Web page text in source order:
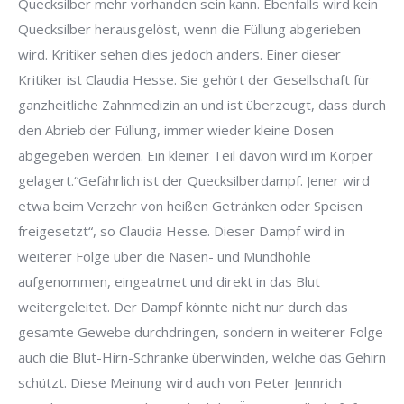
Quecksilber mehr vorhanden sein kann. Ebenfalls wird kein
Quecksilber herausgelöst, wenn die Füllung abgerieben
wird. Kritiker sehen dies jedoch anders. Einer dieser
Kritiker ist Claudia Hesse. Sie gehört der Gesellschaft für
ganzheitliche Zahnmedizin an und ist überzeugt, dass durch
den Abrieb der Füllung, immer wieder kleine Dosen
abgegeben werden. Ein kleiner Teil davon wird im Körper
gelagert.“Gefährlich ist der Quecksilberdampf. Jener wird
etwa beim Verzehr von heißen Getränken oder Speisen
freigesetzt“, so Claudia Hesse. Dieser Dampf wird in
weiterer Folge über die Nasen- und Mundhöhle
aufgenommen, eingeatmet und direkt in das Blut
weitergeleitet. Der Dampf könnte nicht nur durch das
gesamte Gewebe durchdringen, sondern in weiterer Folge
auch die Blut-Hirn-Schranke überwinden, welche das Gehirn
schützt. Diese Meinung wird auch von Peter Jennrich